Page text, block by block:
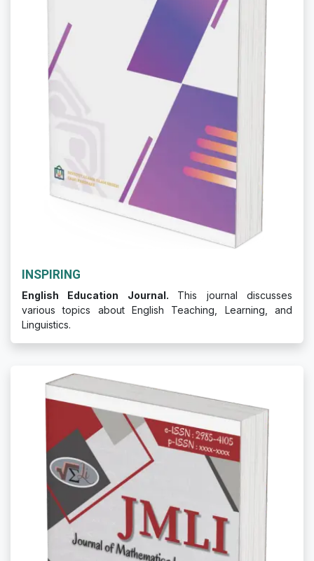
INSPIRING
English Education Journal. This journal discusses
various topics about English Teaching, Learning, and
Linguistics.